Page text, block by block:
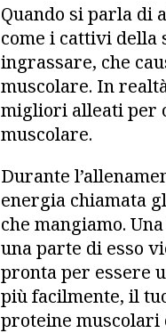
Quando si parla di
come i cattivi della
ingrassare, che
muscolare. In
migliori alleati per
muscolare.
Durante
energia chiamata
che mangiamo.
una parte di esso
pronta per essere
più facilmente, il
proteine muscolari